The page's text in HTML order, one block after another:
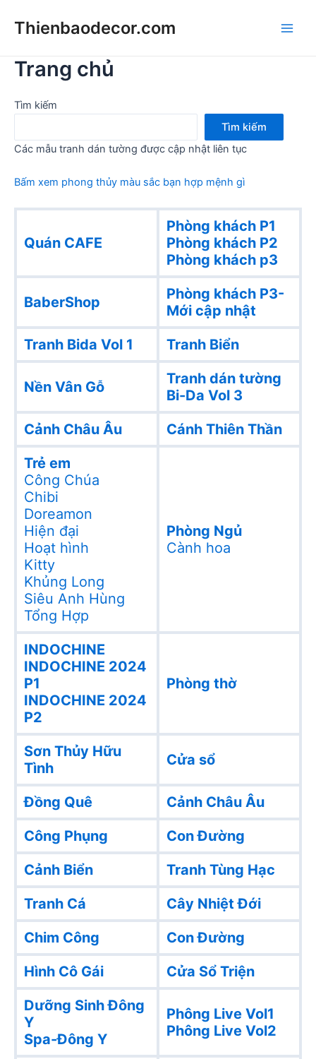
Thienbaodecor.com
Trang chủ
Tìm kiếm
Tìm kiếm
Các mẫu tranh dán tường được cập nhật liên tục
Bấm xem phong thủy màu sắc bạn hợp mệnh gì
Quán CAFE
Phòng khách P1
Phòng khách P2
Phòng khách p3
BaberShop
Phòng khách P3-
Mới cập nhật
Tranh Bida Vol 1
Tranh Biển
Nền Vân Gỗ
Tranh dán tường
Bi-Da Vol 3
Cảnh Châu Âu
Cánh Thiên Thần
Trẻ em
Công Chúa
Chibi
Doreamon
Hiện đại
Hoạt hình
Kitty
Khủng Long
Siêu Anh Hùng
Tổng Hợp
Phòng Ngủ
Cành hoa
INDOCHINE
INDOCHINE 2024
P1
INDOCHINE 2024
P2
Phòng thờ
Sơn Thủy Hữu
Tình
Cửa sổ
Đồng Quê
Cảnh Châu Âu
Công Phụng
Con Đường
Cảnh Biển
Tranh Tùng Hạc
Tranh Cá
Cây Nhiệt Đới
Chim Công
Con Đường
Hình Cô Gái
Cửa Sổ Triện
Dưỡng Sinh Đông
Y
Spa-Đông Y
Phông Live Vol1
Phông Live Vol2